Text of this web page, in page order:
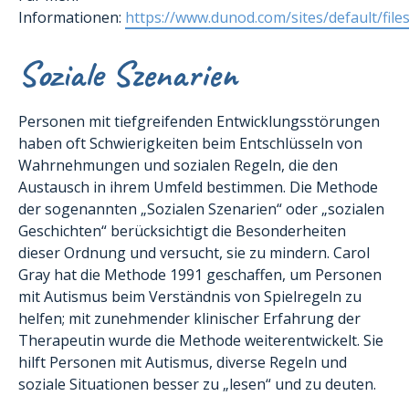
Informationen: https://www.dunod.com/sites/default/
Soziale Szenarien
Personen mit tiefgreifenden Entwicklungsstörungen
haben oft Schwierigkeiten beim Entschlüsseln von
Wahrnehmungen und sozialen Regeln, die den
Austausch in ihrem Umfeld bestimmen. Die Methode
der sogenannten „Sozialen Szenarien“ oder „sozialen
Geschichten“ berücksichtigt die Besonderheiten
dieser Ordnung und versucht, sie zu mindern. Carol
Gray hat die Methode 1991 geschaffen, um Personen
mit Autismus beim Verständnis von Spielregeln zu
helfen; mit zunehmender klinischer Erfahrung der
Therapeutin wurde die Methode weiterentwickelt. Sie
hilft Personen mit Autismus, diverse Regeln und
soziale Situationen besser zu „lesen“ und zu deuten.